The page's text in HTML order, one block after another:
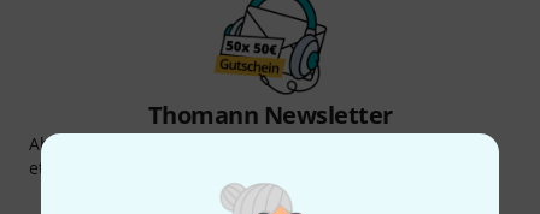
Thomann Newsletter
Abonniere den Thomann Newsletter und gewinne mit
etwas Glück einen von
Inspirierende Beiträge
Deals